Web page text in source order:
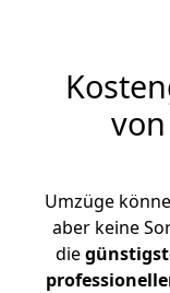
Umzüge
aber keine
die